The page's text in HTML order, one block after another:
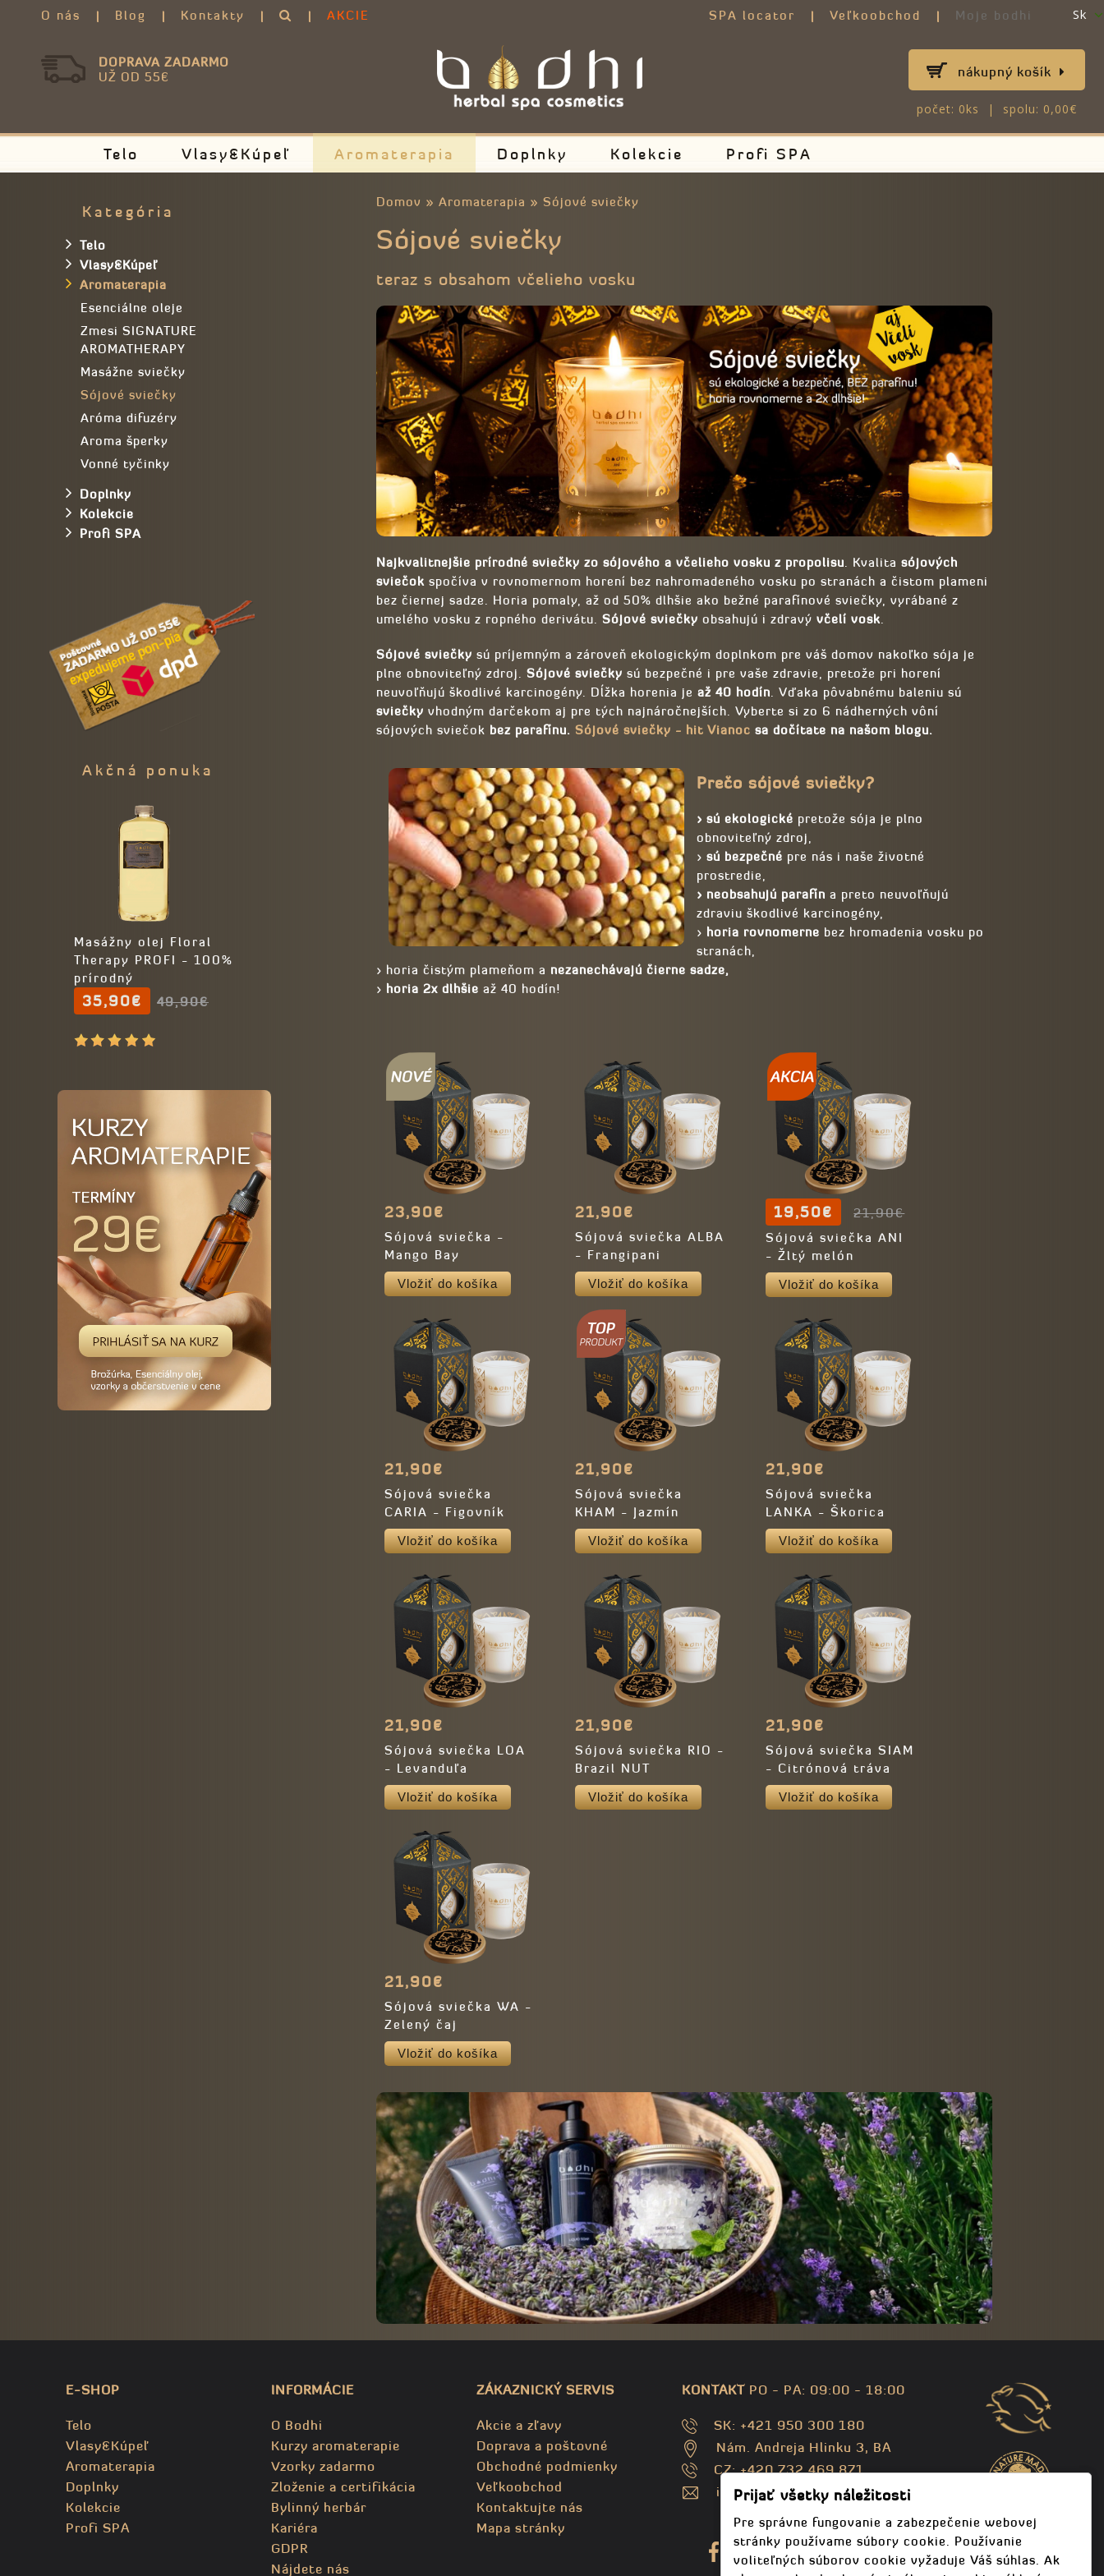
Sk
O nás Blog Kontakty AKCIE SPA locator Veľkoobchod Moje bodhi
DOPRAVA ZADARMO
UŽ OD 55€
nákupný košík
počet: 0ks | spolu: 0,00€
Telo Vlasy&Kúpeľ Aromaterapia Doplnky Kolekcie Profi SPA
Domov »Aromaterapia »Sójové sviečky
Sójové sviečky
teraz s obsahom včelieho vosku
Najkvalitnejšie prírodné sviečky zo sójového a včelieho vosku z propolisu. Kvalitasójových
sviečok spočíva v rovnomernom horení bez nahromadeného vosku po stranách a čistom plameni
bez čiernej sadze. Horia pomaly, až od 50% dlhšie ako bežné parafínové sviečky, vyrábané z
umelého vosku z ropného derivátu. Sójové sviečky obsahujú i zdravývčelí vosk.
Sójové sviečky sú príjemným a zároveň ekologickým doplnkom pre váš domov nakoľko sója je
plne obnoviteľný zdroj.Sójové sviečky sú bezpečné i pre vaše zdravie, pretože pri horení
neuvoľňujú škodlivé karcinogény. Dĺžka horenia jeaž 40 hodín. Vďaka pôvabnému baleniu sú
sviečky vhodným darčekom aj pre tých najnáročnejších. Vyberte si zo 6 nádherných vôní
sójových sviečok bez parafínu. Sójové sviečky - hit Vianoc sa dočítate na našom blogu.
Prečo sójové sviečky?
> sú ekologické pretože sója je plno
obnoviteľný zdroj,
>sú bezpečné pre nás i naše životné
prostredie,
> neobsahujú parafína preto neuvoľňujú
zdraviu škodlivé karcinogény,
> horia rovnomerne bez hromadenia vosku po
stranách,
> horia čistým plameňom a nezanechávajú čierne sadze,
> horia 2x dlhšie až 40 hodín!
23,90€
Sójová sviečka -
Mango Bay
Vložiť do košíka
21,90€
Sójová sviečka ALBA
- Frangipani
Vložiť do košíka
19,50€
21,90€
Sójová sviečka ANI
- Žltý melón
Vložiť do košíka
21,90€
Sójová sviečka
CARIA - Figovník
Vložiť do košíka
21,90€
Sójová sviečka
KHAM - Jazmín
Vložiť do košíka
21,90€
Sójová sviečka
LANKA - Škorica
Vložiť do košíka
21,90€
Sójová sviečka LOA
- Levanduľa
Vložiť do košíka
21,90€
Sójová sviečka RIO -
Brazil NUT
Vložiť do košíka
21,90€
Sójová sviečka SIAM
- Citrónová tráva
Vložiť do košíka
21,90€
Sójová sviečka WA -
Zelený čaj
Vložiť do košíka
Kategória
Telo
Vlasy&Kúpeľ
Aromaterapia
Esenciálne oleje
Zmesi SIGNATURE
AROMATHERAPY
Masážne sviečky
Sójové sviečky
Aróma difuzéry
Aroma šperky
Vonné tyčinky
Doplnky
Kolekcie
Profi SPA
Akčná ponuka
Masážny olej Floral
Therapy PROFI - 100%
prírodný
35,90€ 49,90€
E-SHOP
Telo
Vlasy&Kúpeľ
Aromaterapia
Doplnky
Kolekcie
Profi SPA
INFORMÁCIE
O Bodhi
Kurzy aromaterapie
Vzorky zadarmo
Zloženie a certifikácia
Bylinný herbár
Kariéra
GDPR
Nájdete nás
ZÁKAZNICKÝ SERVIS
Akcie a zľavy
Doprava a poštovné
Obchodné podmienky
Veľkoobchod
Kontaktujte nás
Mapa stránky
KONTAKT PO - PA: 09:00 - 18:00
SK: +421 950 300 180
Nám. Andreja Hlinku 3, BA
CZ: +420 732 469 871
info@bodhispa.sk ,info@bodhi.cz
Prijať všetky náležitosti
Pre správne fungovanie a zabezpečenie webovej
stránky používame súbory cookie. Používanie
voliteľných súborov cookie vyžaduje Váš súhlas. Ak